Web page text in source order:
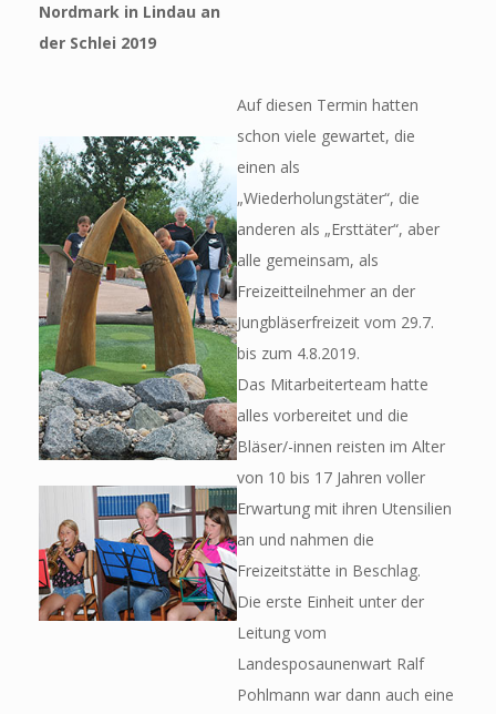
Nordmark in Lindau an
der Schlei 2019
Auf diesen Termin hatten
schon viele gewartet, die
einen als
„Wiederholungstäter“, die
anderen als „Ersttäter“, aber
alle gemeinsam, als
Freizeitteilnehmer an der
Jungbläserfreizeit vom 29.7.
bis zum 4.8.2019.
Das Mitarbeiterteam hatte
alles vorbereitet und die
Bläser/-innen reisten im Alter
von 10 bis 17 Jahren voller
Erwartung mit ihren Utensilien
an und nahmen die
Freizeitstätte in Beschlag.
Die erste Einheit unter der
Leitung vom
Landesposaunenwart Ralf
Pohlmann war dann auch eine